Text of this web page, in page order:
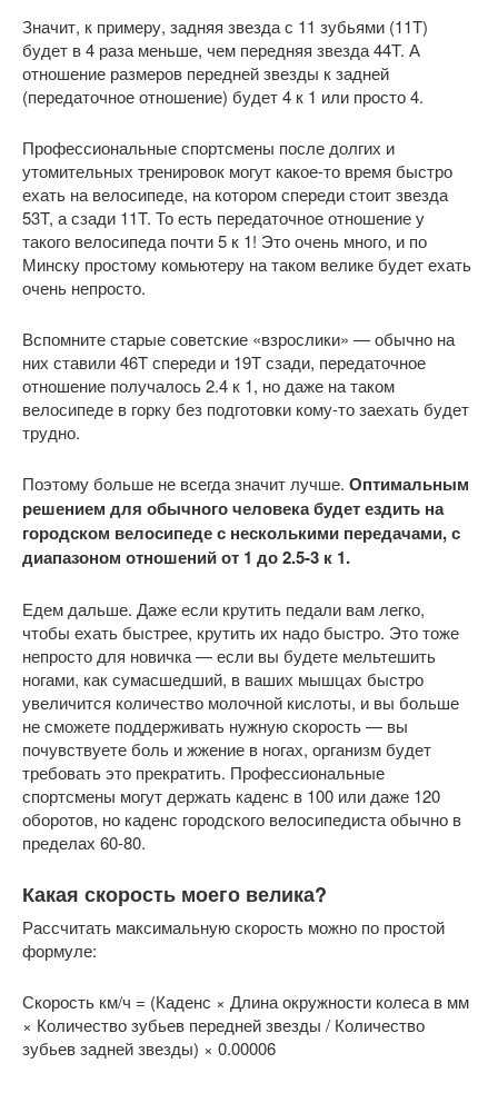
Значит, к примеру, задняя звезда с 11 зубьями (11T)
будет в 4 раза меньше, чем передняя звезда 44T. А
отношение размеров передней звезды к задней
(передаточное отношение) будет 4 к 1 или просто 4.
Профессиональные спортсмены после долгих и
утомительных тренировок могут какое-то время быстро
ехать на велосипеде, на котором спереди стоит звезда
53T, а сзади 11T. То есть передаточное отношение у
такого велосипеда почти 5 к 1! Это очень много, и по
Минску простому комьютеру на таком велике будет ехать
очень непросто.
Вспомните старые советские «взрослики» — обычно на
них ставили 46T спереди и 19T сзади, передаточное
отношение получалось 2.4 к 1, но даже на таком
велосипеде в горку без подготовки кому-то заехать будет
трудно.
Поэтому больше не всегда значит лучше. Оптимальным
решением для обычного человека будет ездить на
городском велосипеде с несколькими передачами, с
диапазоном отношений от 1 до 2.5-3 к 1.
Едем дальше. Даже если крутить педали вам легко,
чтобы ехать быстрее, крутить их надо быстро. Это тоже
непросто для новичка — если вы будете мельтешить
ногами, как сумасшедший, в ваших мышцах быстро
увеличится количество молочной кислоты, и вы больше
не сможете поддерживать нужную скорость — вы
почувствуете боль и жжение в ногах, организм будет
требовать это прекратить. Профессиональные
спортсмены могут держать каденс в 100 или даже 120
оборотов, но каденс городского велосипедиста обычно в
пределах 60-80.
Какая скорость моего велика?
Рассчитать максимальную скорость можно по простой
формуле:
Скорость км/ч = (Каденс × Длина окружности колеса в мм
× Количество зубьев передней звезды / Количество
зубьев задней звезды) × 0.00006